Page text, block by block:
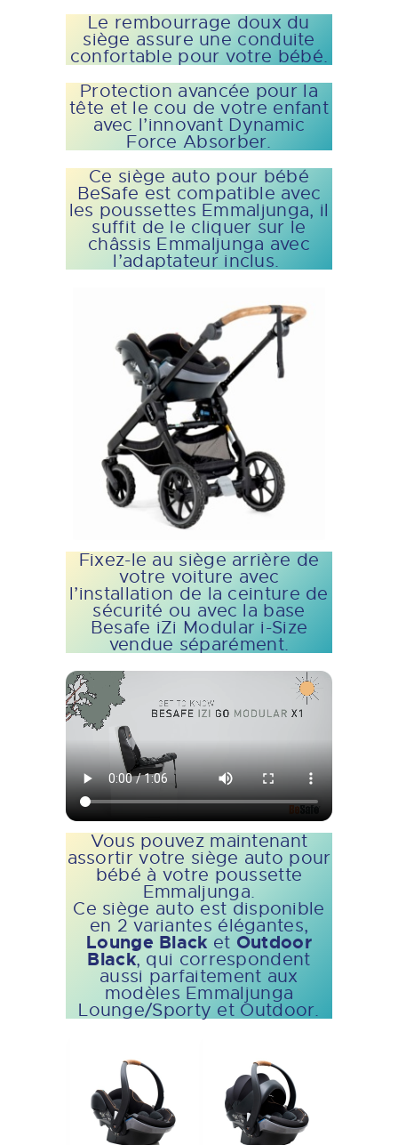
Le rembourrage doux du
siège assure une conduite
confortable pour votre bébé.
Protection avancée pour la
tête et le cou de votre enfant
avec l’innovant Dynamic
Force Absorber.
Ce siège auto pour bébé
BeSafe est compatible avec
les poussettes Emmaljunga, il
suffit de le cliquer sur le
châssis Emmaljunga avec
l’adaptateur inclus.
Fixez-le au siège arrière de
votre voiture avec
l’installation de la ceinture de
sécurité ou avec la base
Besafe iZi Modular i-Size
vendue séparément.
Vous pouvez maintenant
assortir votre siège auto pour
bébé à votre poussette
Emmaljunga.
Ce siège auto est disponible
en 2 variantes élégantes,
Lounge Black et Outdoor
Black, qui correspondent
aussi parfaitement aux
modèles Emmaljunga
Lounge/Sporty et Outdoor.